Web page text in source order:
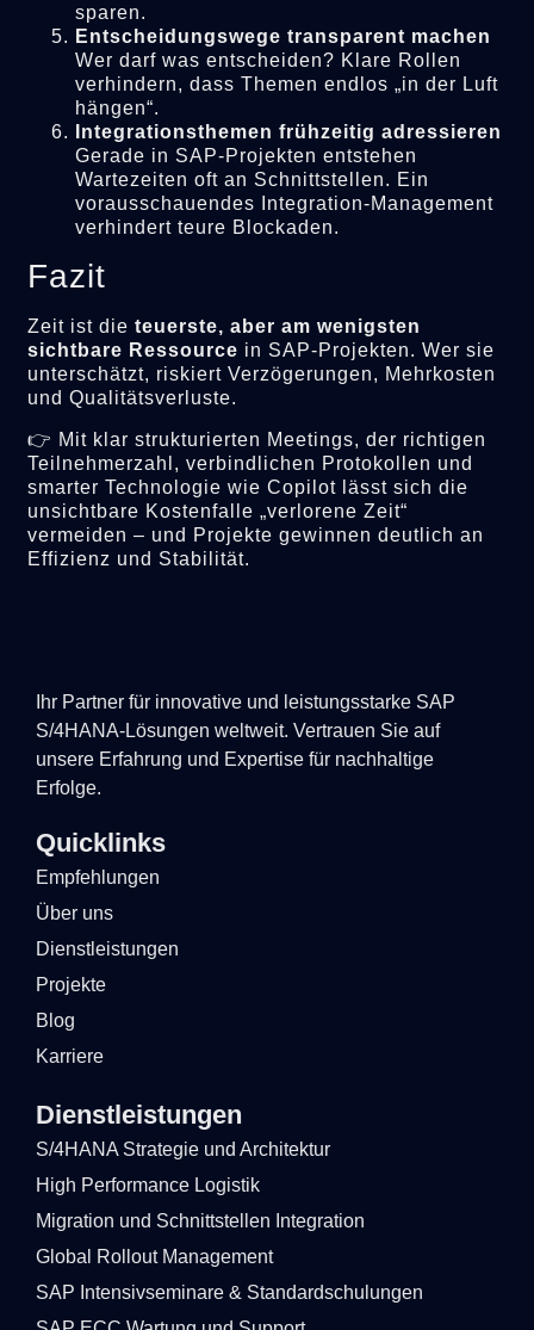
sparen.
Entscheidungswege transparent machen
Wer darf was entscheiden? Klare Rollen
verhindern, dass Themen endlos „in der Luft
hängen“.
Integrationsthemen frühzeitig adressieren
Gerade in SAP-Projekten entstehen
Wartezeiten oft an Schnittstellen. Ein
vorausschauendes Integration-Management
verhindert teure Blockaden.
Fazit
Zeit ist dieteuerste, aber am wenigsten
sichtbare Ressource in SAP-Projekten. Wer sie
unterschätzt, riskiert Verzögerungen, Mehrkosten
und Qualitätsverluste.
👉 Mit klar strukturierten Meetings, der richtigen
Teilnehmerzahl, verbindlichen Protokollen und
smarter Technologie wie Copilot lässt sich die
unsichtbare Kostenfalle „verlorene Zeit“
vermeiden – und Projekte gewinnen deutlich an
Effizienz und Stabilität.
Ihr Partner für innovative und leistungsstarke SAP
S/4HANA-Lösungen weltweit. Vertrauen Sie auf
unsere Erfahrung und Expertise für nachhaltige
Erfolge.
Quicklinks
Empfehlungen
Über uns
Dienstleistungen
Projekte
Blog
Karriere
Dienstleistungen
S/4HANA Strategie und Architektur
High Performance Logistik
Migration und Schnittstellen Integration
Global Rollout Management
SAP Intensivseminare & Standardschulungen